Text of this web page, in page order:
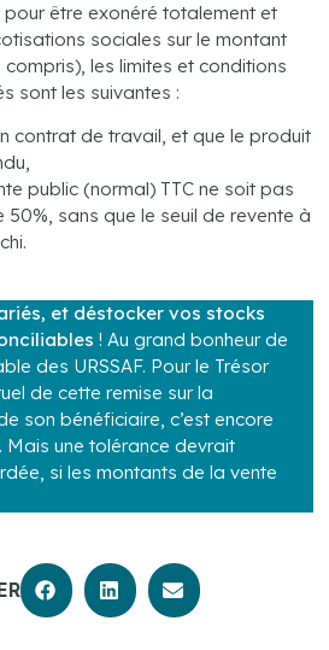
être exonéré totalement et
sociales sur le montant
compris), les limites et conditions
sont les suivantes :
contrat de travail, et que le produit
public (normal) TTC ne soit pas
50%, sans que le seuil de revente à
et déstocker vos stocks
! Au grand bonheur de
des URSSAF. Pour le Trésor
de cette remise sur la
son bénéficiaire, c’est encore
Mais une tolérance devrait
si les montants de la vente